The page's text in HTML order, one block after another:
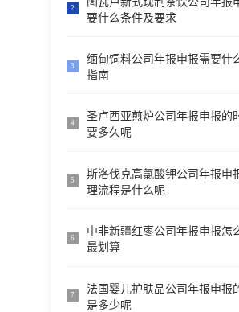
2
要什么条件及要求
3
缅甸饲料公司年报申报需要什
指南
4
圣卢西亚煎炉公司年报申报的
要多久呢
5
斯洛伐克高氯酸钾公司年报申
理流程是什么呢
6
中非新疆红枣公司年报申报怎
最划算
7
法国婴儿护肤品公司年报申报
是多少呢